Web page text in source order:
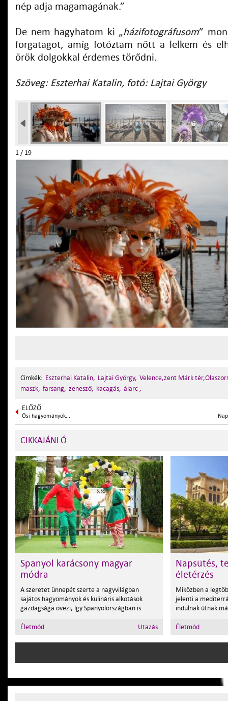
nép adja magamagának.”
De nem hagyhatom ki „házifotográfusom”
forgatagot, amíg fotóztam nőtt a lelkem és
örök dolgokkal érdemes törődni.
Szöveg: Eszterhai Katalin, fotó: Lajtai György
1 / 19
Cimkék: Eszterhai Katalin, Lajtai György, Velence,zent Márk
maszk, farsang, zenesző, kacagás, álarc ,
ELŐZŐ
Ősi hagyományok...
CIKKAJÁNLÓ
Spanyol karácsony magyar
módra
A szeretet ünnepét szerte a nagyvilágban
sajátos hagyományok és kulináris alkotások
gazdagsága övezi, így Spanyolországban is.
Életmód Utazás
Napsütés,
életérzés
Miközben a
jelenti a
indulnak útnak
Életmód